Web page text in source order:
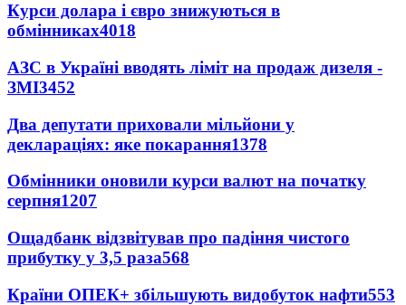
Курси долара і євро знижуються в
обмінниках4018
АЗС в Україні вводять ліміт на продаж дизеля -
ЗМІ3452
Два депутати приховали мільйони у
деклараціях: яке покарання1378
Обмінники оновили курси валют на початку
серпня1207
Ощадбанк відзвітував про падіння чистого
прибутку у 3,5 раза568
Країни ОПЕК+ збільшують видобуток нафти553